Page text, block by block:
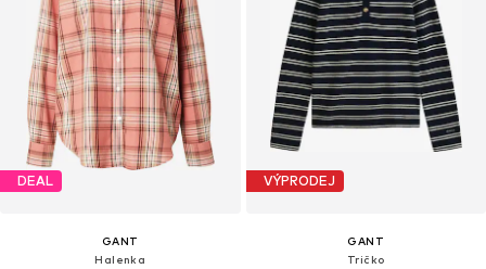
DEAL
GANT
Halenka
VÝPRODEJ
GANT
Tričko